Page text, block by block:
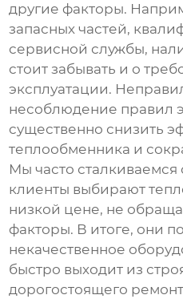
другие факторы.
запасных частей,
сервисной службы,
стоит забывать и о
эксплуатации.
несоблюдение правил
существенно снизить
теплообменника и
Мы часто сталкиваемся
клиенты выбирают
низкой цене, не
факторы. В итоге, они
некачественное
быстро выходит из
дорогостоящего